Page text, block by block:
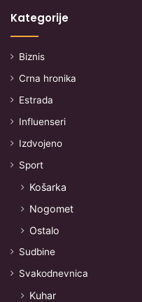
Kategorije
Biznis
Crna hronika
Estrada
Influenseri
Izdvojeno
Sport
Košarka
Nogomet
Ostalo
Sudbine
Svakodnevnica
Kuhar